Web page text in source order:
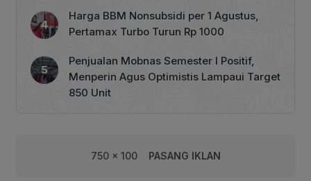
Harga BBM Nonsubsidi per 1 Agustus,
Pertamax Turbo Turun Rp 1000
Penjualan Mobnas Semester I Positif,
Menperin Agus Optimistis Lampaui Target
850 Unit
750 x 100 PASANG IKLAN